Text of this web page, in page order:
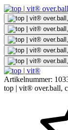
Artikelnummer:
top | vit® over.ball,